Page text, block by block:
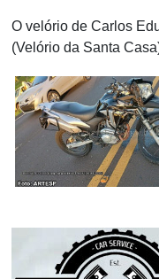
O velório de Carlos
(Velório da Santa